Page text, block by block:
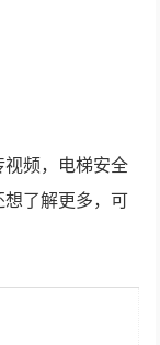
频，电梯安全
想了解更多，可